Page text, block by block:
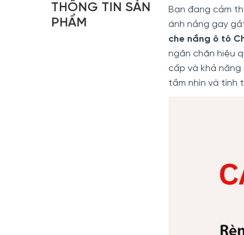
THÔNG TIN SẢN
PHẨM
Bạn đang cảm
ánh nắng gay
che nắng ô tô
ngăn chặn hiệu
cấp và khả năng
tầm nhìn và tính